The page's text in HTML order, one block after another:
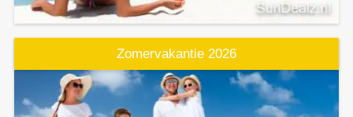
Zomervakantie 2026